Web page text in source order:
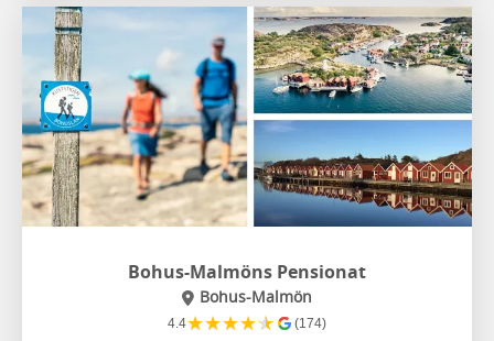
Bohus-Malmöns Pensionat
Bohus-Malmön
4.4★★★★★ (174)